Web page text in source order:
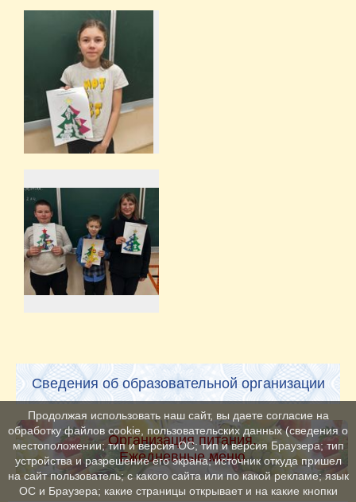
Сведения об образовательной организации
Организация питания.
Ежедневные меню
Продолжая использовать наш сайт, вы даете согласие на
обработку файлов cookie, пользовательских данных (сведения о
местоположении; тип и версия ОС; тип и версия Браузера; тип
устройства и разрешение его экрана; источник откуда пришел
на сайт пользователь; с какого сайта или по какой рекламе; язык
ОС и Браузера; какие страницы открывает и на какие кнопки